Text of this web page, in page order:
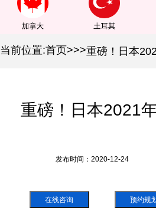
当前位置:首页>>>
重磅！日本2021
发布时间：2020-12-24
在线咨询 预约规